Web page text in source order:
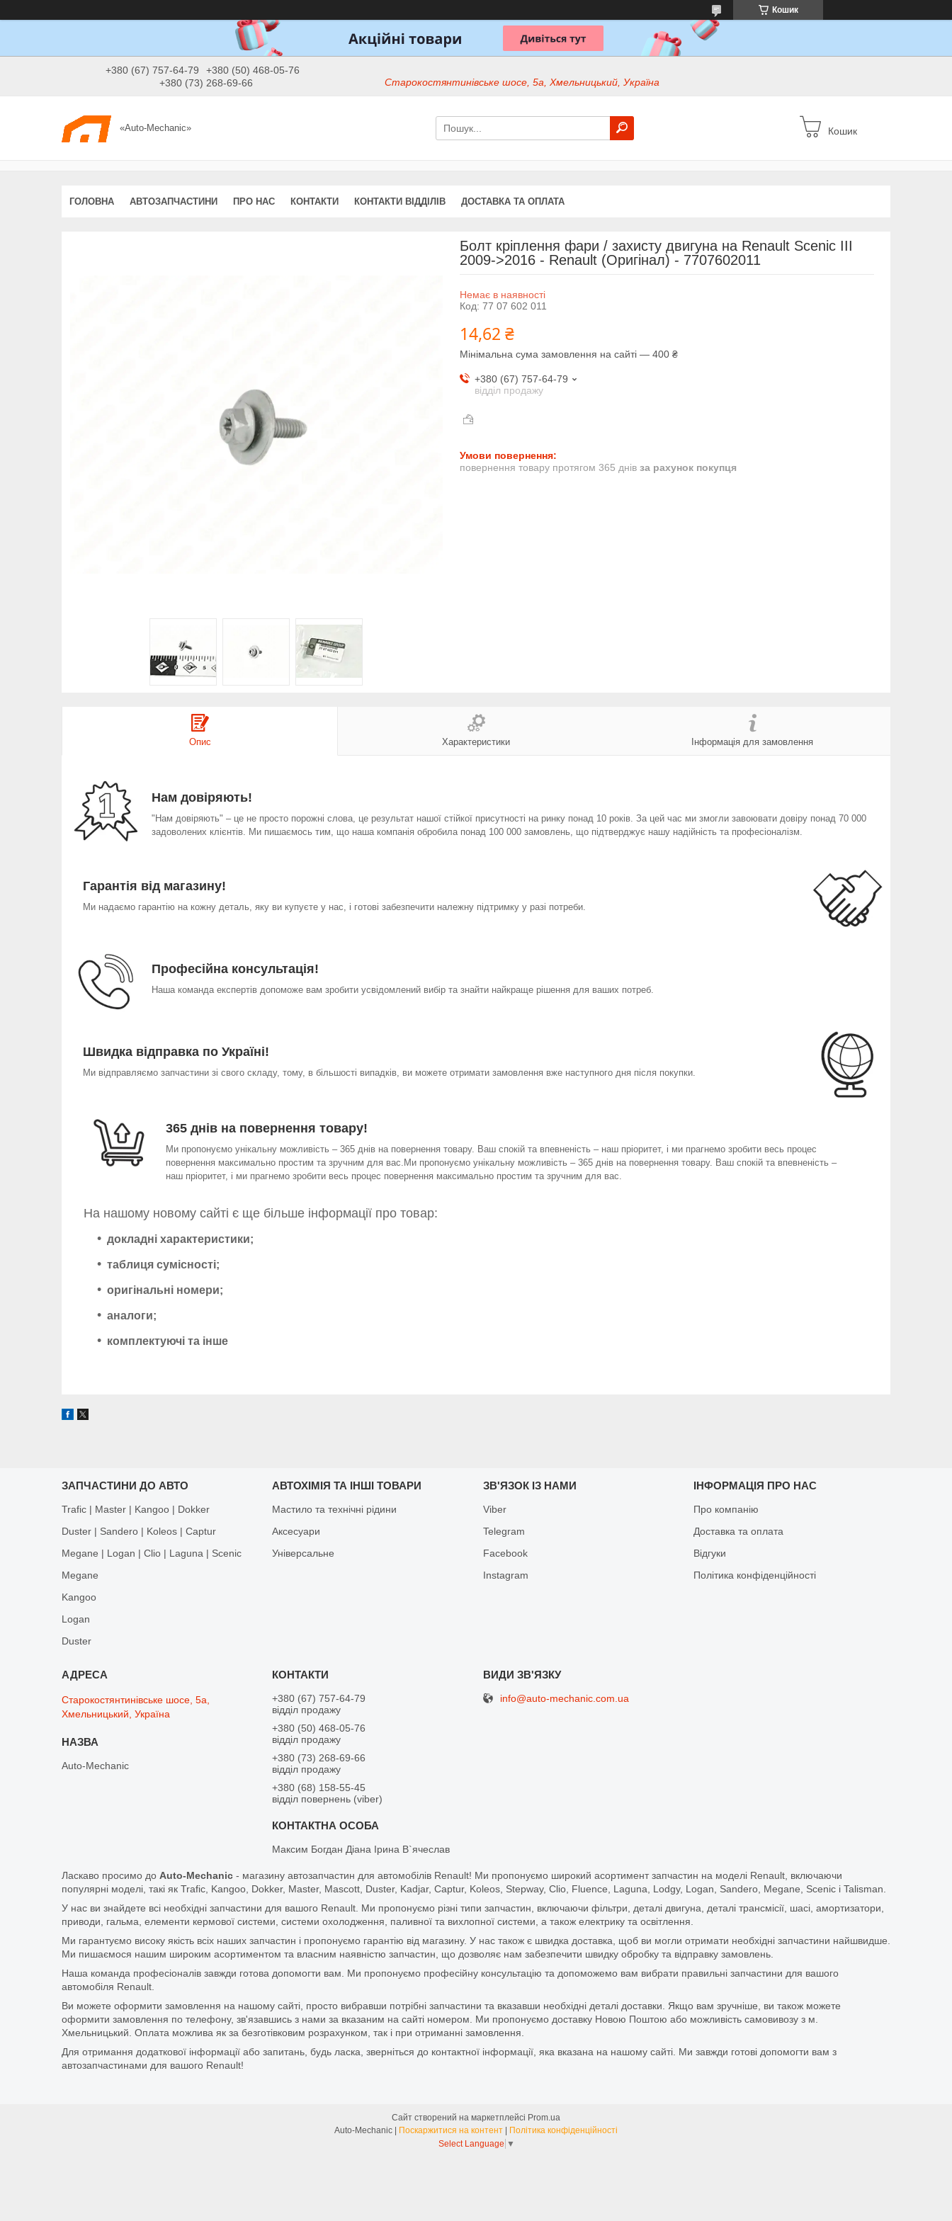
Кошик
+380 (67) 757-64-79
+380 (50) 468-05-76
+380 (73) 268-69-66
Старокостянтинівське шосе, 5а, Хмельницький, Україна
«Auto-Mechanic» Кошик
ГОЛОВНА АВТОЗАПЧАСТИНИ ПРО НАС КОНТАКТИ КОНТАКТИ ВІДДІЛІВ ДОСТАВКА ТА ОПЛАТА
Болт кріплення фари / захисту двигуна на Renault Scenic III
2009->2016 - Renault (Оригінал) - 7707602011
Немає в наявності
Код: 77 07 602 011
14,62 ₴
Мінімальна сума замовлення на сайті — 400 ₴
+380 (67) 757-64-79
відділ продажу
повернення товару протягом 365 днів за рахунок покупця
Опис Характеристики Інформація для замовлення
Нам довіряють!
"Нам довіряють" – це не просто порожні слова, це результат нашої стійкої присутності на ринку понад 10 років. За цей час ми змогли завоювати довіру понад 70 000
задоволених клієнтів. Ми пишаємось тим, що наша компанія обробила понад 100 000 замовлень, що підтверджує нашу надійність та професіоналізм.
Гарантія від магазину!
Ми надаємо гарантію на кожну деталь, яку ви купуєте у нас, і готові забезпечити належну підтримку у разі потреби.
Професійна консультація!
Наша команда експертів допоможе вам зробити усвідомлений вибір та знайти найкраще рішення для ваших потреб.
Швидка відправка по Україні!
Ми відправляємо запчастини зі свого складу, тому, в більшості випадків, ви можете отримати замовлення вже наступного дня після покупки.
365 днів на повернення товару!
Ми пропонуємо унікальну можливість – 365 днів на повернення товару. Ваш спокій та впевненість – наш пріоритет, і ми прагнемо зробити весь процес
повернення максимально простим та зручним для вас.Ми пропонуємо унікальну можливість – 365 днів на повернення товару. Ваш спокій та впевненість –
наш пріоритет, і ми прагнемо зробити весь процес повернення максимально простим та зручним для вас.
На нашому новому сайті є ще більше інформації про товар:
докладні характеристики;
таблиця сумісності;
оригінальні номери;
аналоги;
комплектуючі та інше
ЗАПЧАСТИНИ ДО АВТО
Trafic | Master | Kangoo | Dokker
Duster | Sandero | Koleos | Captur
Megane | Logan | Clio | Laguna | Scenic
Megane
Kangoo
Logan
Duster
АВТОХІМІЯ ТА ІНШІ ТОВАРИ
Мастило та технічні рідини
Аксесуари
Універсальне
ЗВ'ЯЗОК ІЗ НАМИ
Viber
Telegram
Facebook
Іnstagram
ІНФОРМАЦІЯ ПРО НАС
Про компанію
Доставка та оплата
Відгуки
Політика конфіденційності
Старокостянтинівське шосе, 5а,
Хмельницький, Україна
Auto-Mechanic
+380 (67) 757-64-79
відділ продажу
+380 (50) 468-05-76
відділ продажу
+380 (73) 268-69-66
відділ продажу
+380 (68) 158-55-45
відділ повернень (viber)
Максим Богдан Діана Ірина В`ячеслав
info@auto-mechanic.com.ua
Ласкаво просимо до Auto-Mechanic - магазину автозапчастин для автомобілів Renault! Ми пропонуємо широкий асортимент запчастин на моделі Renault, включаючи
популярні моделі, такі як Trafic, Kangoo, Dokker, Master, Mascott, Duster, Kadjar, Captur, Koleos, Stepway, Clio, Fluence, Laguna, Lodgy, Logan, Sandero, Megane, Scenic і Talisman.
У нас ви знайдете всі необхідні запчастини для вашого Renault. Ми пропонуємо різні типи запчастин, включаючи фільтри, деталі двигуна, деталі трансмісії, шасі, амортизатори,
приводи, гальма, елементи кермової системи, системи охолодження, паливної та вихлопної системи, а також електрику та освітлення.
Ми гарантуємо високу якість всіх наших запчастин і пропонуємо гарантію від магазину. У нас також є швидка доставка, щоб ви могли отримати необхідні запчастини найшвидше.
Ми пишаємося нашим широким асортиментом та власним наявністю запчастин, що дозволяє нам забезпечити швидку обробку та відправку замовлень.
Наша команда професіоналів завжди готова допомогти вам. Ми пропонуємо професійну консультацію та допоможемо вам вибрати правильні запчастини для вашого
автомобіля Renault.
Ви можете оформити замовлення на нашому сайті, просто вибравши потрібні запчастини та вказавши необхідні деталі доставки. Якщо вам зручніше, ви також можете
оформити замовлення по телефону, зв'язавшись з нами за вказаним на сайті номером. Ми пропонуємо доставку Новою Поштою або можливість самовивозу з м.
Хмельницький. Оплата можлива як за безготівковим розрахунком, так і при отриманні замовлення.
Для отримання додаткової інформації або запитань, будь ласка, зверніться до контактної інформації, яка вказана на нашому сайті. Ми завжди готові допомогти вам з
автозапчастинами для вашого Renault!
Сайт створений на маркетплейсі Prom.ua
Поскаржитися на контент
Політика конфіденційності
Select Language ▼